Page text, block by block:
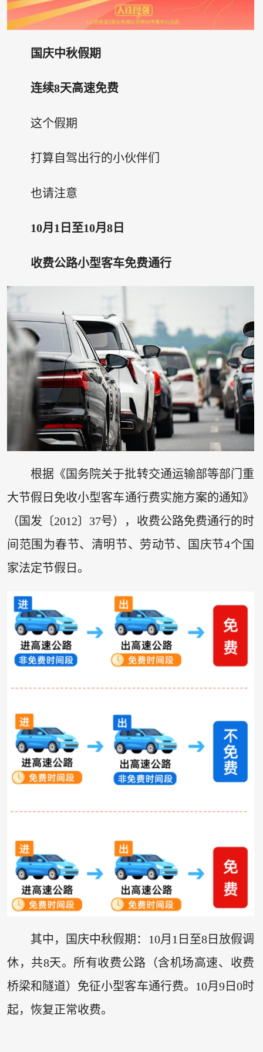
国庆中秋假期
连续8天高速免费
这个假期
打算自驾出行的小伙伴们
也请注意
10月1日至10月8日
收费公路小型客车免费通行
根据《国务院关于批转交通运输部等部门重
大节假日免收小型客车通行费实施方案的通知》
（国发〔2012〕37号），收费公路免费通行的时
间范围为春节、清明节、劳动节、国庆节4个国
家法定节假日。
其中，国庆中秋假期：10月1日至8日放假调
休，共8天。所有收费公路（含机场高速、收费
桥梁和隧道）免征小型客车通行费。10月9日0时
起，恢复正常收费。